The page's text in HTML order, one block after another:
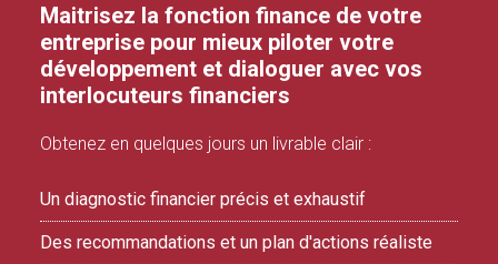
Maitrisez la fonction finance de votre
entreprise pour mieux piloter votre
développement et dialoguer avec vos
interlocuteurs financiers
Obtenez en quelques jours un livrable clair :
Un diagnostic financier précis et exhaustif
Des recommandations et un plan d'actions réaliste